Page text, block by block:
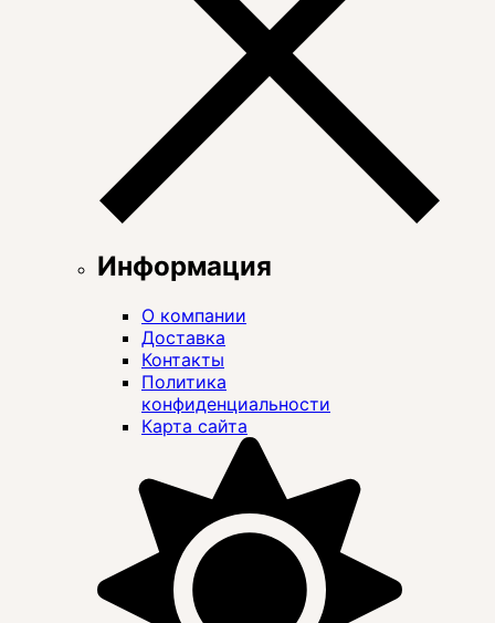
Информация
О компании
Доставка
Контакты
Политика
конфиденциальности
Карта сайта